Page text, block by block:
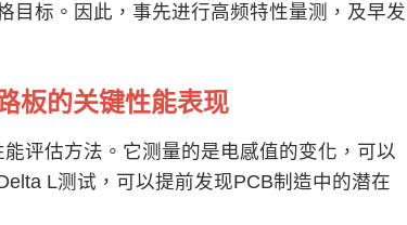
目标。因此，事先进行高频特性量测，及早发
板的关键性能表现
评估方法。它测量的是电感值的变化，可以
L测试，可以提前发现PCB制造中的潜在